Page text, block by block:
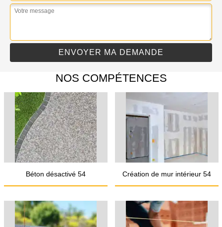
NOS COMPÉTENCES
Béton désactivé 54 Création de mur intérieur 54